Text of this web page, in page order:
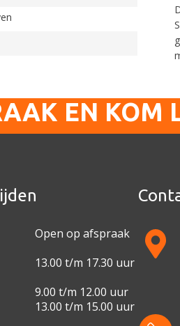
EN KOM
Open op afspraak
13.00 t/m 17.30 uur
9.00 t/m 12.00 uur
13.00 t/m 15.00 uur